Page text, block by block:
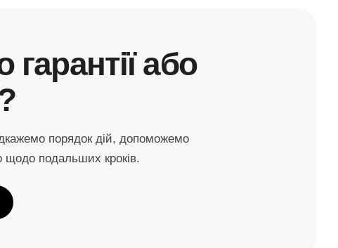
або
порядок дій, допоможемо
щодо подальших кроків.